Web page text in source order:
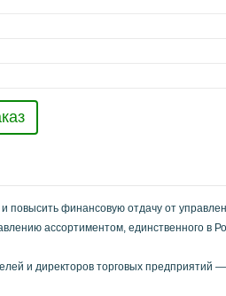
повысить финансовую отдачу от
ассортиментом, единственного в
и директоров торговых предприятий